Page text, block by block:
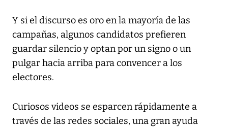
Y si el discurso es oro en la mayoría de las
campañas, algunos candidatos prefieren
guardar silencio y optan por un signo o un
pulgar hacia arriba para convencer a los
electores.
Curiosos videos se esparcen rápidamente a
través de las redes sociales, una gran ayuda